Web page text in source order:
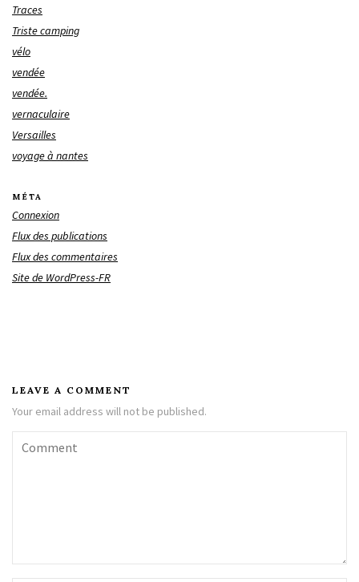
Traces
Triste camping
vélo
vendée
vendée.
vernaculaire
Versailles
voyage à nantes
MÉTA
Connexion
Flux des publications
Flux des commentaires
Site de WordPress-FR
LEAVE A COMMENT
Your email address will not be published.